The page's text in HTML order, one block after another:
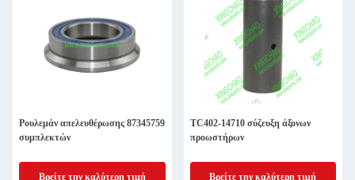
Ρουλεμάν απελευθέρωσης 87345759
συμπλεκτών
Βρείτε την καλύτερη τιμή
TC402-14710 σύζευξη άξονων
προωστήρων
Βρείτε την καλύτερη τιμή